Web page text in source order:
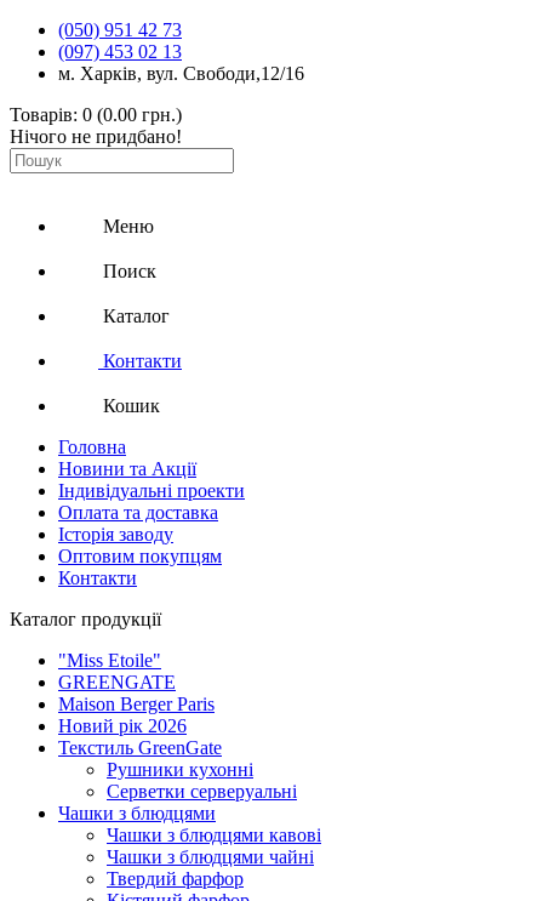
(050) 951 42 73
(097) 453 02 13
м. Харків, вул. Свободи,12/16
Товарів: 0 (0.00 грн.)
Нічого не придбано!
Меню
Поиск
Каталог
Контакти
Кошик
Головна
Новини та Акції
Індивідуальні проекти
Оплата та доставка
Історія заводу
Оптовим покупцям
Контакти
Каталог продукції
"Miss Etoile"
GREENGATE
Maison Berger Paris
Новий рік 2026
Текстиль GreenGate
Рушники кухонні
Серветки серверуальні
Чашки з блюдцями
Чашки з блюдцями кавові
Чашки з блюдцями чайні
Твердий фарфор